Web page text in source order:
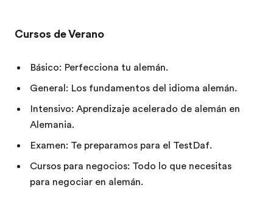
Cursos de Verano
Básico: Perfecciona tu alemán.
General: Los fundamentos del idioma alemán.
Intensivo: Aprendizaje acelerado de alemán en
Alemania.
Examen: Te preparamos para el TestDaf.
Cursos para negocios: Todo lo que necesitas
para negociar en alemán.